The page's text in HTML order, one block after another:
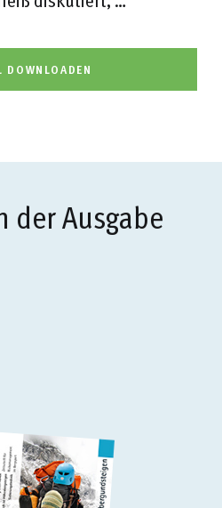
DOWNLOADEN
der Ausgabe